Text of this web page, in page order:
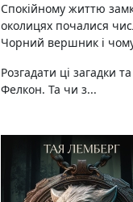
Спокійному життю
околицях почалися
Чорний вершник і
Розгадати ці загадки
Фелкон. Та чи з...